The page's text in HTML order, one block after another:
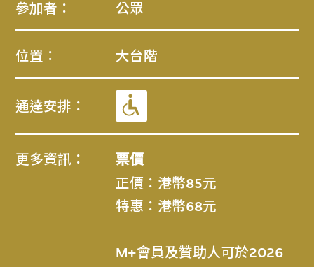
參加者： 公眾
位置： 大台階
通達安排：
更多資訊： 票價
正價：港幣85元
特惠：港幣68元
M+會員及贊助人可於2026